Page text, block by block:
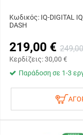
Κωδικός: IQ-DIGITAL
DASH
219,00 €
Κερδίζεις:30,00 €
Παράδοση σε 1-3